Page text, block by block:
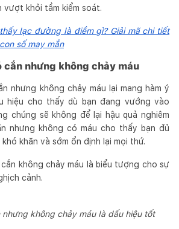
vượt khỏi tầm kiểm soát.
lạc đường là điềm gì? Giải mã chi tiết
số may mắn
cắn nhưng không chảy máu
nhưng không chảy máu lại mang hàm ý
hiệu cho thấy dù bạn đang vướng vào
chúng sẽ không để lại hậu quả nghiêm
nhưng không có máu cho thấy bạn đủ
khăn và sớm ổn định lại mọi thứ.
không chảy máu là biểu tượng cho sự
cảnh.
không chảy máu là dấu hiệu tốt